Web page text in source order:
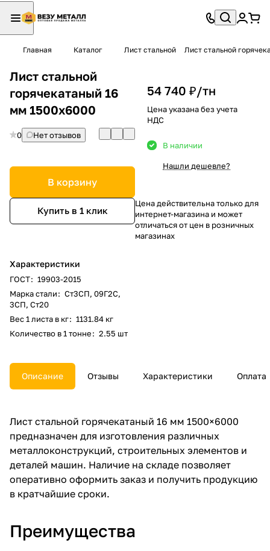
Главная Каталог Лист стальной Лист стальной
Лист стальной
горячекатаный 16
мм 1500х6000
0 Нет отзывов
В корзину
Купить в 1 клик
Характеристики
ГОСТ: 19903-2015
Марка стали: Ст3СП, 09Г2С,
3СП, Ст20
Вес 1 листа в кг: 1131.84 кг
Количество в 1 тонне: 2.55 шт
54 740 ₽/тн
Цена указана без учета
НДС
В наличии
Нашли дешевле?
Цена действительна только для
интернет-магазина и может
отличаться от цен в розничных
магазинах
Описание Отзывы Характеристики Оплата
Лист стальной горячекатаный 16 мм 1500×6000
предназначен для изготовления различных
металлоконструкций, строительных элементов и
деталей машин. Наличие на складе позволяет
оперативно оформить заказ и получить продукцию
в кратчайшие сроки.
Преимущества